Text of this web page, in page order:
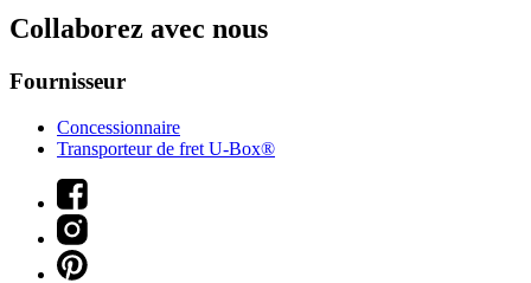
Collaborez avec nous
Fournisseur
Concessionnaire
Transporteur de fret U-Box®